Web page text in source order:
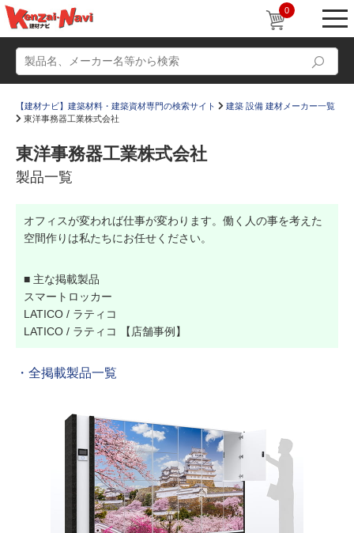
0
かたなび コラム
Q＆A
お気に入り
【建材ナビ】建築材料・建築資材専門の検索サイト
建築 設備 建材メーカー一覧
東洋事務器工業株式会社
東洋事務器工業株式会社
製品一覧
オフィスが変われば仕事が変わります。働く人の事を考えた
空間作りは私たちにお任せください。
■ 主な掲載製品
スマートロッカー
LATICO / ラティコ
LATICO / ラティコ 【店舗事例】
・全掲載製品一覧